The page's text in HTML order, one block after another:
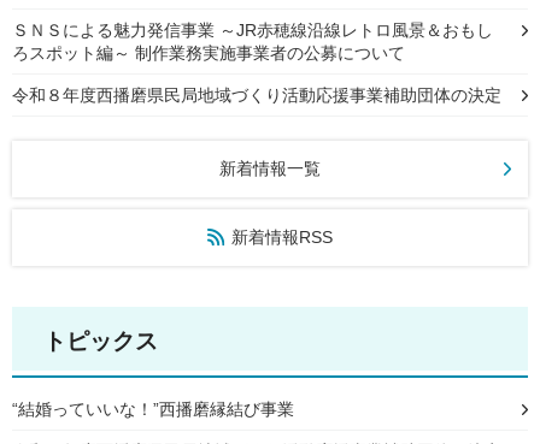
ＳＮＳによる魅力発信事業 ～JR赤穂線沿線レトロ風景＆おもし
ろスポット編～ 制作業務実施事業者の公募について
令和８年度西播磨県民局地域づくり活動応援事業補助団体の決定
新着情報一覧
新着情報RSS
トピックス
“結婚っていいな！”西播磨縁結び事業